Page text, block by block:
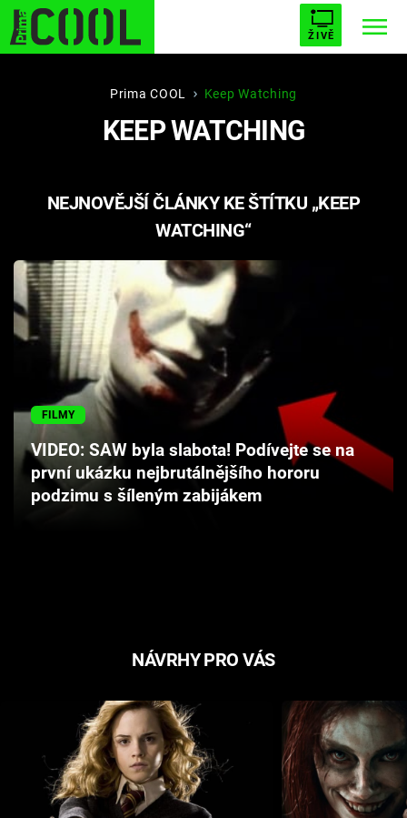
ŽIVĚ
STARHOUSE BUFFY, PŘEMOŽITELKA UPÍRŮ
PLNEJ KOTEL AVENGERS 5
Filmy
Seriály
Cool Esport
Pořady
Prima COOL Keep Watching
KEEP WATCHING
NEJNOVĚJŠÍ ČLÁNKY KE ŠTÍTKU „KEEP
WATCHING“
FILMY
VIDEO: SAW byla slabota! Podívejte se na
první ukázku nejbrutálnějšího hororu
podzimu s šíleným zabijákem
NÁVRHY PRO VÁS